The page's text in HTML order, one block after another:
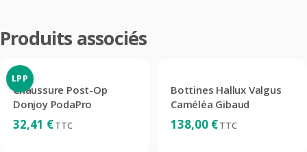
Produits associés
LPP
Chaussure Post-Op
Donjoy PodaPro
32,41 €TTC
Bottines Hallux Valgus
Caméléa Gibaud
138,00 €TTC